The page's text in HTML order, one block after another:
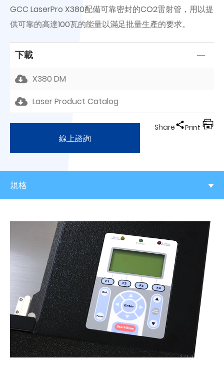
GCC LaserPro X380配備可靠密封的CO2雷射管，用以提
供可靠的高達100瓦的能量以滿足批量生產的要求。
下載
X380 DM
Laser Product Catalog
線上諮詢
Share Print
規格